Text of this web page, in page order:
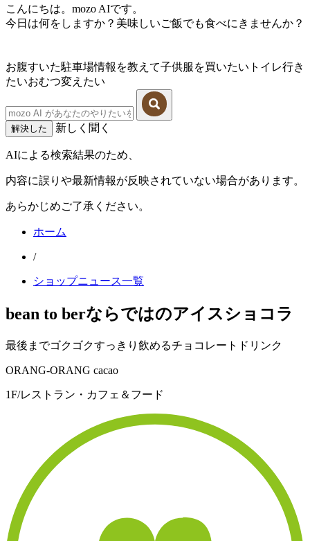
こんにちは。mozo AIです。
今日は何をしますか？美味しいご飯でも食べにきませんか？
お腹すいた駐車場情報を教えて子供服を買いたい トイレ行き
たいおむつ変えたい
解決した 新しく聞く
AIによる検索結果のため、
内容に誤りや最新情報が反映されていない場合があります。
あらかじめご了承ください。
ホーム
/
ショップニュース一覧
bean to berならではのアイスショコラ
最後までゴクゴクすっきり飲めるチョコレートドリンク
ORANG-ORANG cacao
1F/レストラン・カフェ＆フード